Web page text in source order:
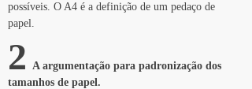
possíveis. O A4 é a definição de um pedaço de
papel.
2 A argumentação para padronização dos
tamanhos de papel.